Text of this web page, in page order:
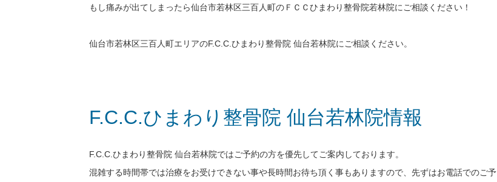
もし痛みが出てしまったら仙台市若林区三百人町のＦＣＣひまわり整骨院若林院にご相談ください！
仙台市若林区三百人町エリアのF.C.C.ひまわり整骨院 仙台若林院にご相談ください。
F.C.C.ひまわり整骨院 仙台若林院情報
F.C.C.ひまわり整骨院 仙台若林院ではご予約の方を優先してご案内しております。
混雑する時間帯では治療をお受けできない事や長時間お待ち頂く事もありますので、先ずはお電話でのご予